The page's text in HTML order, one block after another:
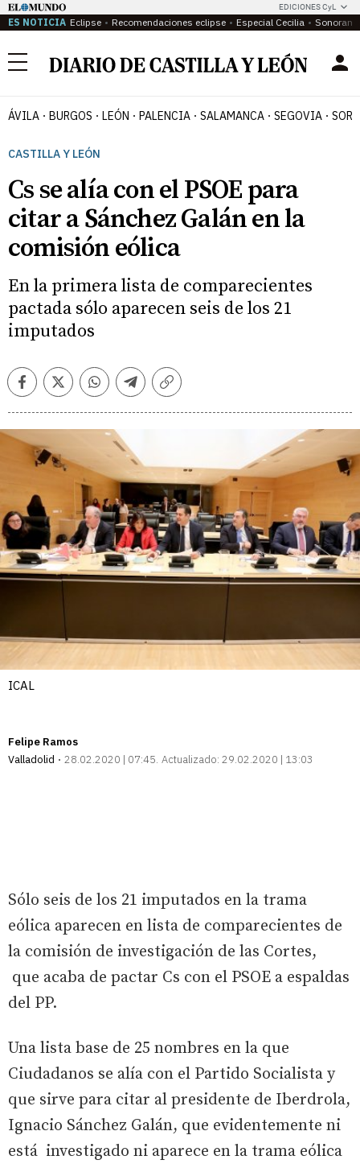
EDICIONES CyL
ES NOTICIA Eclipse Recomendaciones eclipse Especial Cecilia
Menú
ÁVILA BURGOS LEÓN PALENCIA SALAMANCA SEGOVIA
CASTILLA Y LEÓN
Cs se alía con el PSOE para
citar a Sánchez Galán en la
comisión eólica
En la primera lista de comparecientes
pactada sólo aparecen seis de los 21
imputados
FacebookTwitterWhatsappTelegramCopiar
ICAL
Felipe Ramos
Valladolid
28.02.2020 | 07:45 Actualizado: 29.02.2020 | 13:03
Sólo seis de los 21 imputados en la trama
eólica aparecen en lista de comparecientes de
la comisión de investigación de las Cortes,
que acaba de pactar Cs con el PSOE a espaldas
del PP.
Una lista base de 25 nombres en la que
Ciudadanos se alía con el Partido Socialista y
que sirve para citar al presidente de Iberdrola,
Ignacio Sánchez Galán, que evidentemente ni
está investigado ni aparece en la trama eólica